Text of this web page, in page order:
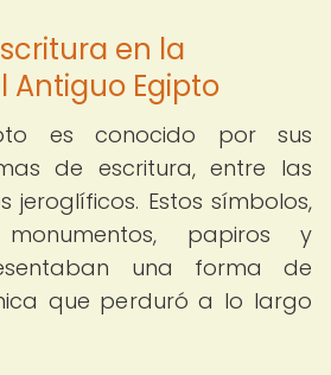
en la
Egipto
es conocido por sus
de escritura, entre las
jeroglíficos. Estos símbolos,
papiros y
una forma de
que perduró a lo largo